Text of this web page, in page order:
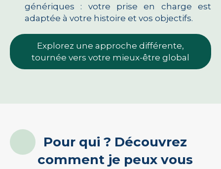
génériques : votre prise en charge est
adaptée à votre histoire et vos objectifs.
Explorez une approche différente,
tournée vers votre mieux-être global
Pour qui ? Découvrez
comment je peux vous